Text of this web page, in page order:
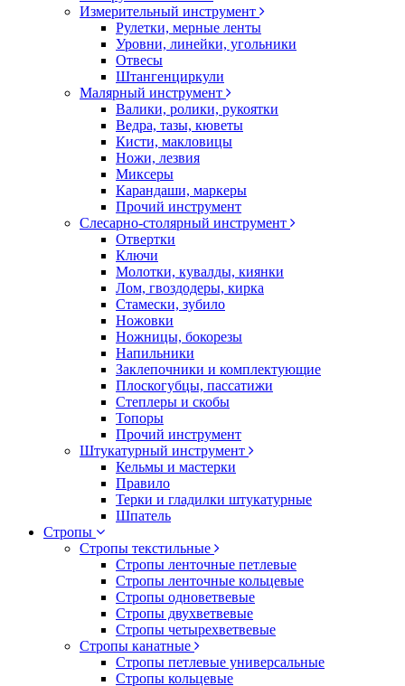
Измерительный инструмент
Рулетки, мерные ленты
Уровни, линейки, угольники
Отвесы
Штангенциркули
Малярный инструмент
Валики, ролики, рукоятки
Ведра, тазы, кюветы
Кисти, макловицы
Ножи, лезвия
Миксеры
Карандаши, маркеры
Прочий инструмент
Слесарно-столярный инструмент
Отвертки
Ключи
Молотки, кувалды, киянки
Лом, гвоздодеры, кирка
Стамески, зубило
Ножовки
Ножницы, бокорезы
Напильники
Заклепочники и комплектующие
Плоскогубцы, пассатижи
Степлеры и скобы
Топоры
Прочий инструмент
Штукатурный инструмент
Кельмы и мастерки
Правило
Терки и гладилки штукатурные
Шпатель
Стропы
Стропы текстильные
Стропы ленточные петлевые
Стропы ленточные кольцевые
Стропы одноветвевые
Стропы двухветвевые
Стропы четырехветвевые
Стропы канатные
Стропы петлевые универсальные
Стропы кольцевые